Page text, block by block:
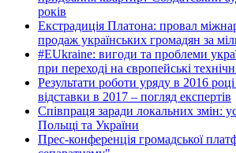
років
Екстрадиція Платона: провал
продаж українських громадян за
#EUkraine: вигоди та проблеми
при переході на європейські
Результати роботи уряду в 2016
відставки в 2017 – погляд експертів
Співпраця заради локальних змін:
Польщі та України
Прес-конференція громадської